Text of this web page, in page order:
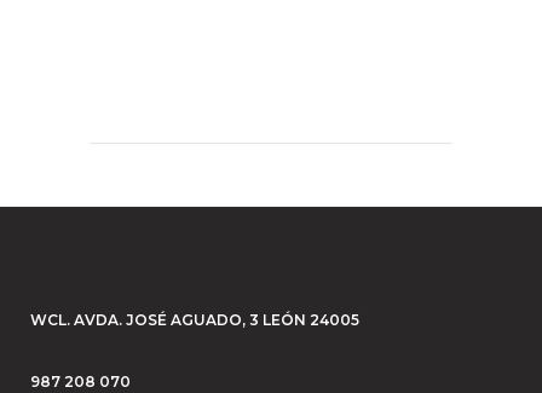
WCL. AVDA. JOSÉ AGUADO, 3 LEÓN 24005
987 208 070